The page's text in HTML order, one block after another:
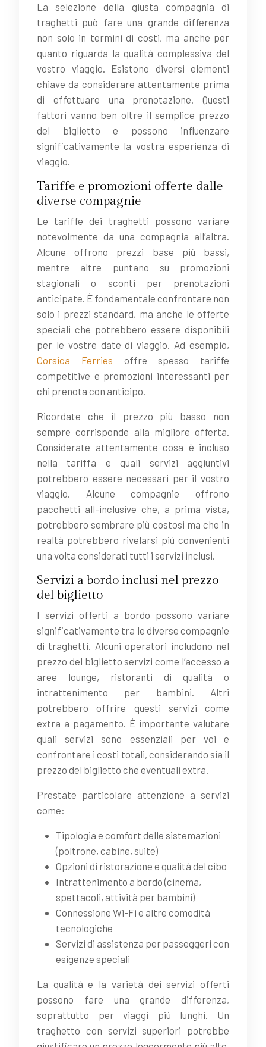
La selezione della giusta compagnia di
traghetti può fare una grande differenza
non solo in termini di costi, ma anche per
quanto riguarda la qualità complessiva del
vostro viaggio. Esistono diversi elementi
chiave da considerare attentamente prima
di effettuare una prenotazione. Questi
fattori vanno ben oltre il semplice prezzo
del biglietto e possono influenzare
significativamente la vostra esperienza di
viaggio.
Tariffe e promozioni offerte dalle
diverse compagnie
Le tariffe dei traghetti possono variare
notevolmente da una compagnia all’altra.
Alcune offrono prezzi base più bassi,
mentre altre puntano su promozioni
stagionali o sconti per prenotazioni
anticipate. È fondamentale confrontare non
solo i prezzi standard, ma anche le offerte
speciali che potrebbero essere disponibili
per le vostre date di viaggio. Ad esempio,
Corsica Ferries offre spesso tariffe
competitive e promozioni interessanti per
chi prenota con anticipo.
Ricordate che il prezzo più basso non
sempre corrisponde alla migliore offerta.
Considerate attentamente cosa è incluso
nella tariffa e quali servizi aggiuntivi
potrebbero essere necessari per il vostro
viaggio. Alcune compagnie offrono
pacchetti all-inclusive che, a prima vista,
potrebbero sembrare più costosi ma che in
realtà potrebbero rivelarsi più convenienti
una volta considerati tutti i servizi inclusi.
Servizi a bordo inclusi nel prezzo
del biglietto
I servizi offerti a bordo possono variare
significativamente tra le diverse compagnie
di traghetti. Alcuni operatori includono nel
prezzo del biglietto servizi come l’accesso a
aree lounge, ristoranti di qualità o
intrattenimento per bambini. Altri
potrebbero offrire questi servizi come
extra a pagamento. È importante valutare
quali servizi sono essenziali per voi e
confrontare i costi totali, considerando sia il
prezzo del biglietto che eventuali extra.
Prestate particolare attenzione a servizi
come:
Tipologia e comfort delle sistemazioni
(poltrone, cabine, suite)
Opzioni di ristorazione e qualità del cibo
Intrattenimento a bordo (cinema,
spettacoli, attività per bambini)
Connessione Wi-Fi e altre comodità
tecnologiche
Servizi di assistenza per passeggeri con
esigenze speciali
La qualità e la varietà dei servizi offerti
possono fare una grande differenza,
soprattutto per viaggi più lunghi. Un
traghetto con servizi superiori potrebbe